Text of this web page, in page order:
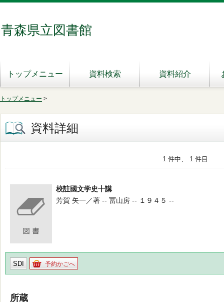
青森県立図書館
トップメニュー 資料検索 資料紹介
トップメニュー >
資料詳細
1 件中、 1 件目
校註國文学史十講
芳賀 矢一／著 -- 冨山房 -- １９４５ --
SDI 予約かごへ
所蔵